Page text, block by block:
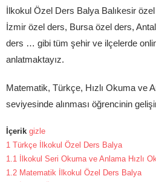
İlkokul Özel Ders Balya Balıkesir
İzmir özel ders, Bursa özel ders,
ders … gibi tüm şehir ve ilçelerde
anlatmaktayız.
Matematik, Türkçe, Hızlı Okuma ve
seviyesinde alınması öğrencinin
İçerik gizle
1 Türkçe İlkokul Özel Ders Balya
1.1
İlkokul Seri Okuma ve Anlama Hızlı
1.2 Matematik İlkokul Özel Ders Balya